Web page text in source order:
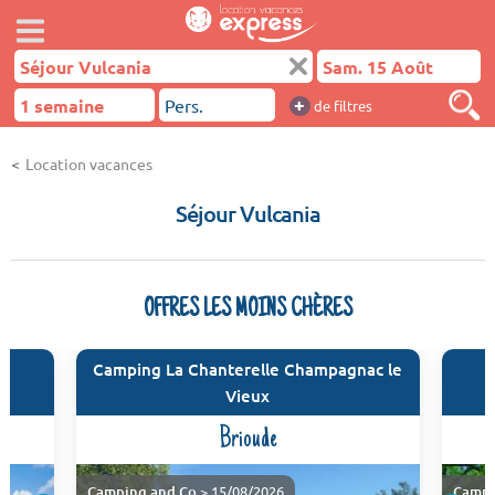
+ de filtres
Location vacances
Séjour Vulcania
OFFRES LES MOINS CHÈRES
Camping La Chanterelle Champagnac le
Vieux
Brioude
> 15/08/2026